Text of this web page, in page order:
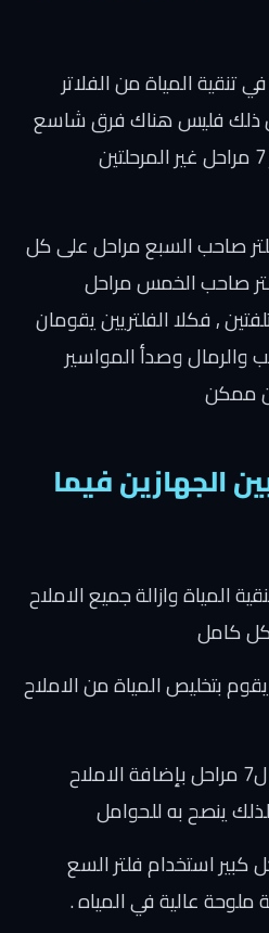
تنقية المياة من الفلاتر
ذلك فليس هناك فرق شاسع
بين الفلتر 5 مراحل والفلتر 7 مراحل غير المرحلتين
صاحب السبع مراحل على كل
صاحب الخمس مراحل
, فكلا الفلتريين يقومان
والرمال وصدأ المواسير
ممكن
الجهازين فيما
المياة وازالة جميع الاملاح
كامل
بتخليص المياة من الاملاح
لكن يعمل الفلتر صاحب ال7 مراحل بإضافة الاملاح
ينصح به للحوامل
استخدام فلتر السع
عالية في المياه .